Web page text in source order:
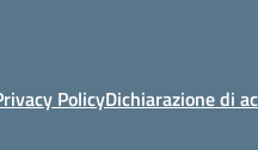
PolicyDichiarazione di